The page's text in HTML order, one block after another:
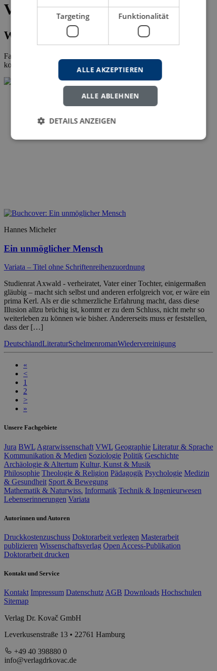
Verstrickung
Wissenschaftliche Fachliteratur
Falls bei Ihnen die Veröffentlichung der
kontaktieren Sie uns gern.
Hannes Micheler
Ein unmöglicher Mensch
Variata – Titel ohne Schriftenreihenzuordnung
Studienrat Axwald - verheiratet, Vater einer Tochter, einigermaßen
gläubig – macht sich selbst und anderen erfolgreich vor, er wäre ein
prima Kerl. Als er die schmerzliche Erfahrung macht, dass diese
Illusion allzu brüchig ist, kommt er zu dem Schluss, nicht mehr so
weiterleben zu können wie bisher. Andererseits muss er feststellen,
dass der […]
DeutschlandLiteraturSchelmenromanWiedervereinigung
«
<
1
2
>
»
Unsere Fachgebiete
Jura BWL Agrarwissenschaft VWL Geographie Literatur & Sprache
Kommunikation & Medien Soziologie Politik Geschichte
Archäologie & Altertum Kultur, Kunst & Musik
Philosophie Theologie & Religion Pädagogik Psychologie Medizin
& Gesundheit Sport & Bewegung
Mathematik & Naturwiss. Informatik Technik & Ingenieurwesen
Lebenserinnerungen Variata
Autorinnen und Autoren
Druckkostenzuschuss Doktorarbeit verlegen Masterarbeit
publizieren Wissenschaftsverlag Open Access-Publikation
Doktorarbeit drucken
Kontakt und Service
Kontakt Impressum Datenschutz AGB Downloads Hochschulen
Sitemap
Verlag Dr. Kovač GmbH
Leverkusenstraße 13 • 22761 Hamburg
+49 40 398880 0
info@verlagdrkovac.de
Targeting Funktionalität
ALLE AKZEPTIEREN
ALLE ABLEHNEN
DETAILS ANZEIGEN